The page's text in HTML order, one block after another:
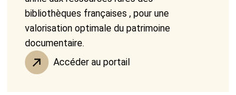
bibliothèques françaises , pour une
valorisation optimale du patrimoine
documentaire.
Accéder au portail